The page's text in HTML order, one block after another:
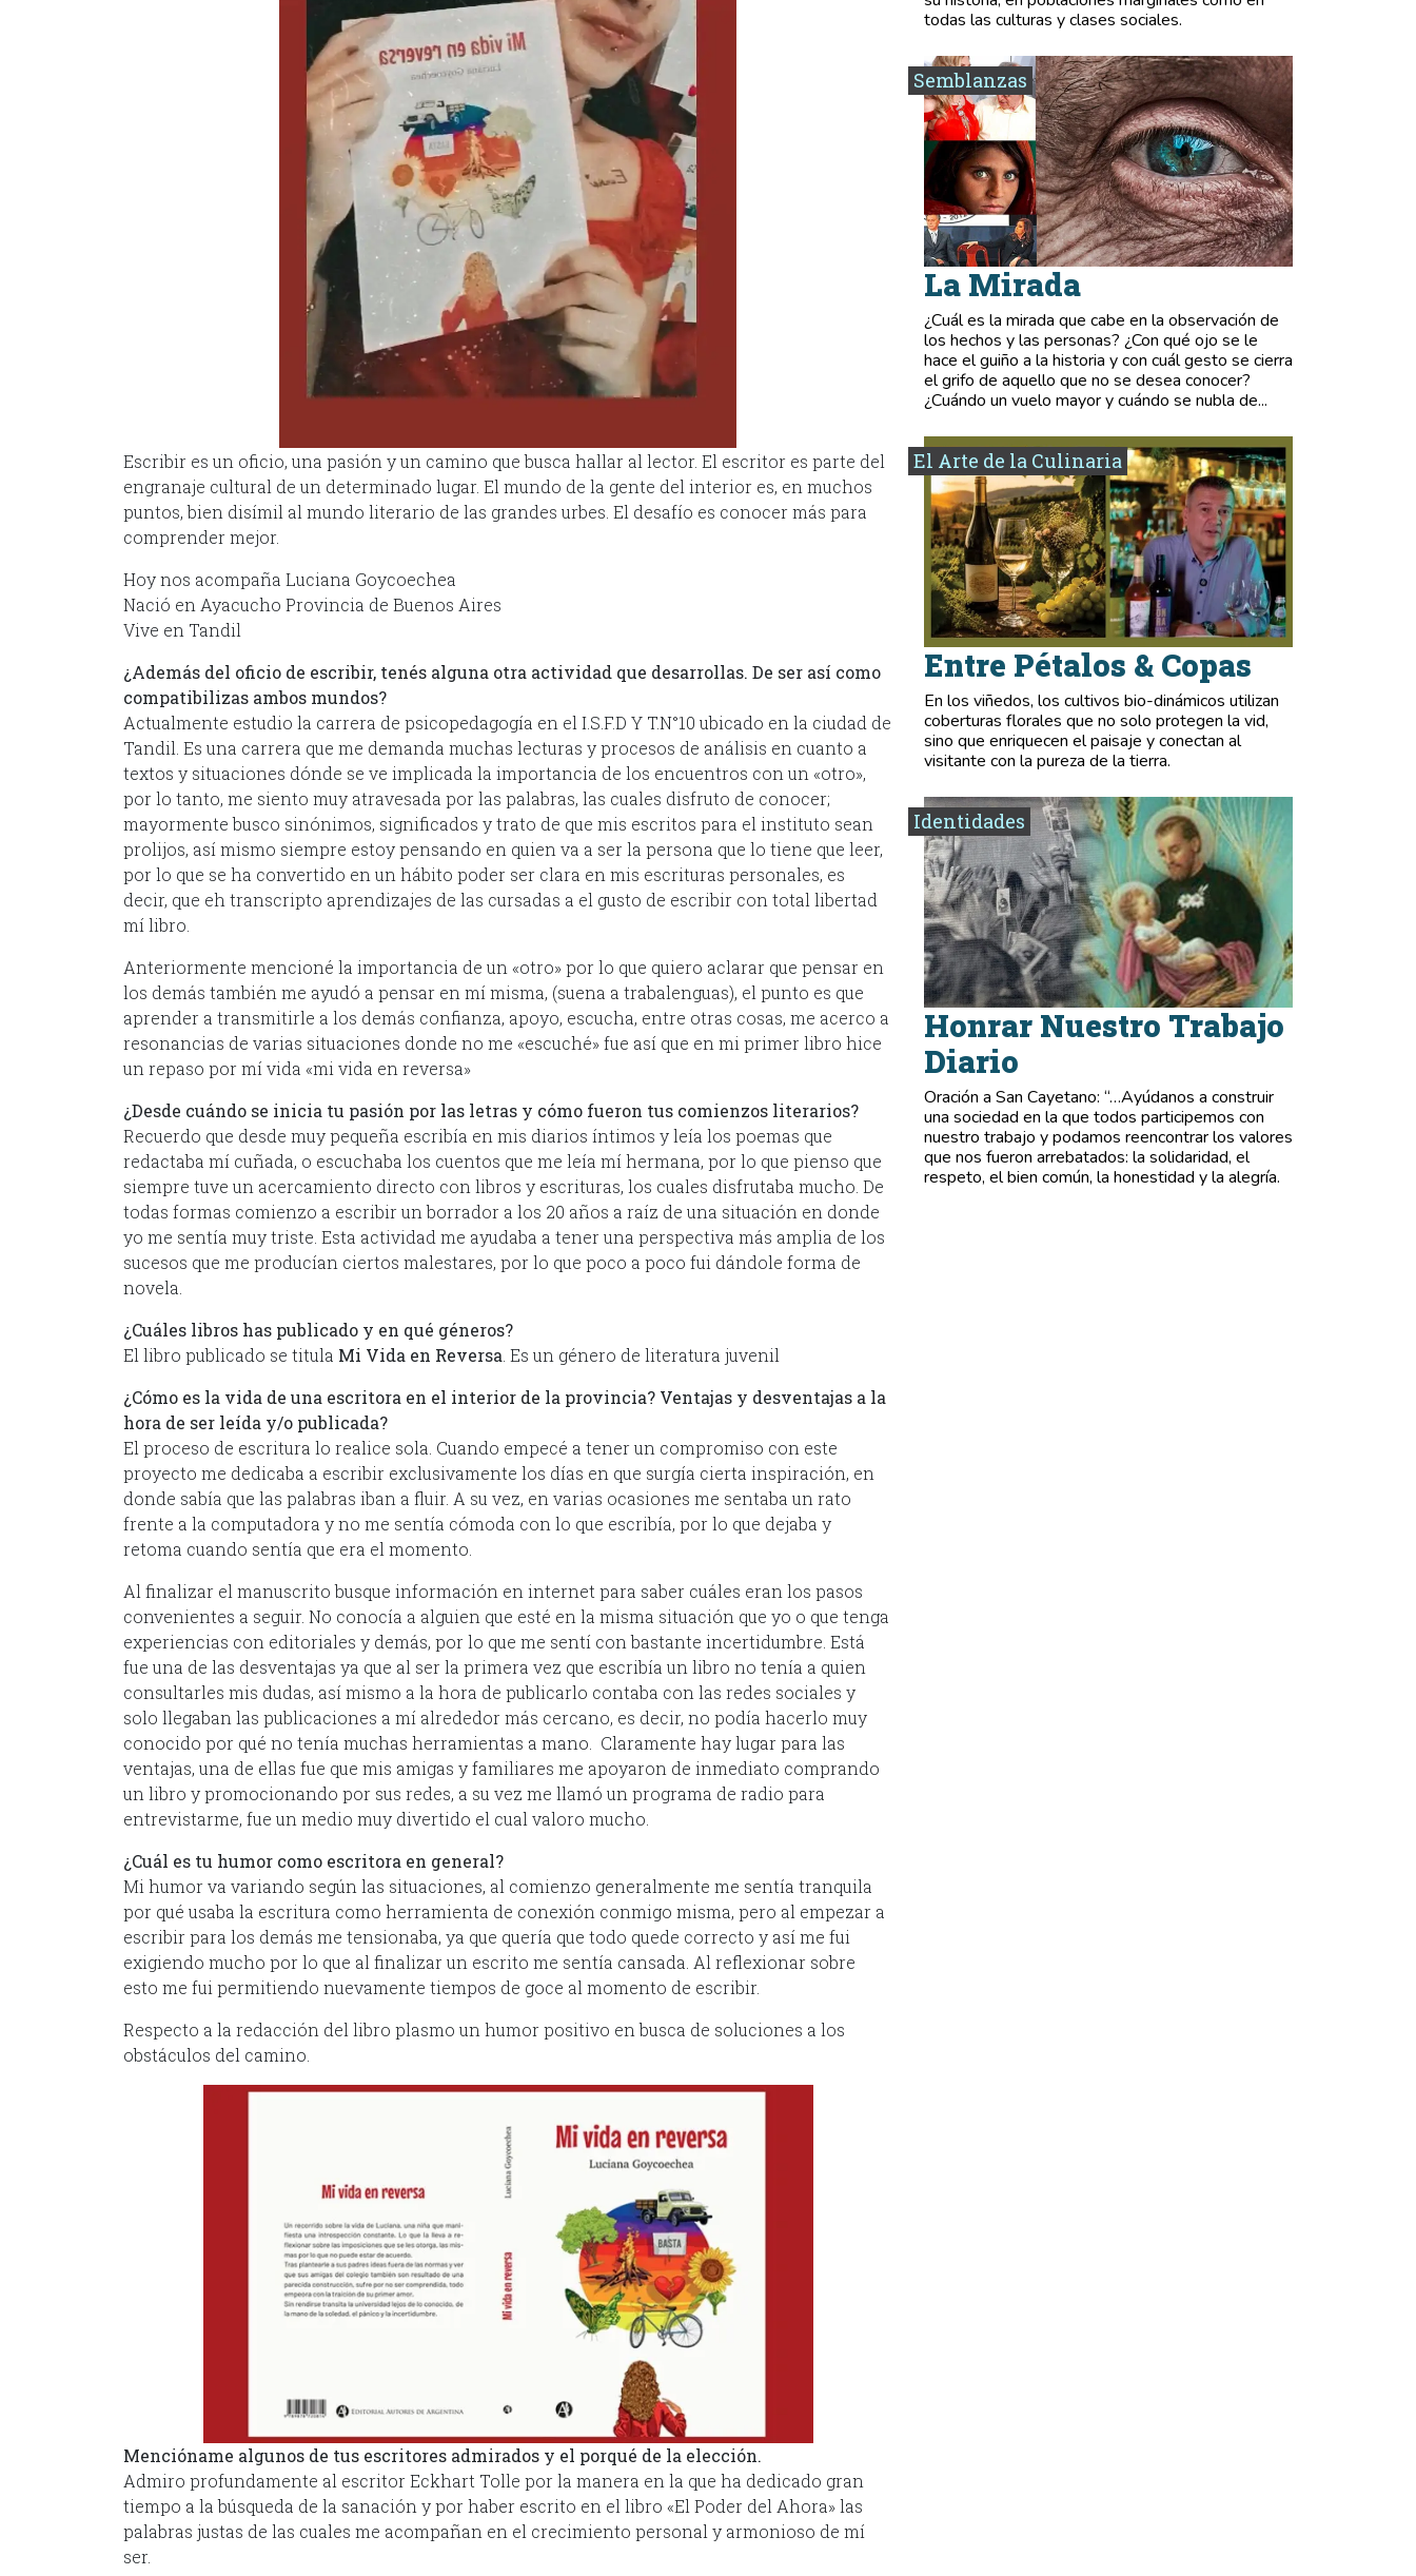
Escribir es un oficio, una pasión y un camino que busca hallar al lector. El escritor es parte del
engranaje cultural de un determinado lugar. El mundo de la gente del interior es, en muchos
puntos, bien disímil al mundo literario de las grandes urbes. El desafío es conocer más para
comprender mejor.
Hoy nos acompaña Luciana Goycoechea
Nació en Ayacucho Provincia de Buenos Aires
Vive en Tandil
¿Además del oficio de escribir, tenés alguna otra actividad que desarrollas. De ser así como
compatibilizas ambos mundos?
Actualmente estudio la carrera de psicopedagogía en el I.S.F.D Y T.N°10 ubicado en la ciudad de
Tandil. Es una carrera que me demanda muchas lecturas y procesos de análisis en cuanto a
textos y situaciones dónde se ve implicada la importancia de los encuentros con un «otro»,
por lo tanto, me siento muy atravesada por las palabras, las cuales disfruto de conocer;
mayormente busco sinónimos, significados y trato de que mis escritos para el instituto sean
prolijos, así mismo siempre estoy pensando en quien va a ser la persona que lo tiene que leer,
por lo que se ha convertido en un hábito poder ser clara en mis escrituras personales, es
decir, que eh transcripto aprendizajes de las cursadas a el gusto de escribir con total libertad
mí libro.
Anteriormente mencioné la importancia de un «otro» por lo que quiero aclarar que pensar en
los demás también me ayudó a pensar en mí misma, (suena a trabalenguas), el punto es que
aprender a transmitirle a los demás confianza, apoyo, escucha, entre otras cosas, me acerco a
resonancias de varias situaciones donde no me «escuché» fue así que en mi primer libro hice
un repaso por mí vida «mi vida en reversa»
¿Desde cuándo se inicia tu pasión por las letras y cómo fueron tus comienzos literarios?
Recuerdo que desde muy pequeña escribía en mis diarios íntimos y leía los poemas que
redactaba mí cuñada, o escuchaba los cuentos que me leía mí hermana, por lo que pienso que
siempre tuve un acercamiento directo con libros y escrituras, los cuales disfrutaba mucho. De
todas formas comienzo a escribir un borrador a los 20 años a raíz de una situación en donde
yo me sentía muy triste. Esta actividad me ayudaba a tener una perspectiva más amplia de los
sucesos que me producían ciertos malestares, por lo que poco a poco fui dándole forma de
novela.
¿Cuáles libros has publicado y en qué géneros?
El libro publicado se titula Mi Vida en Reversa . Es un género de literatura juvenil
¿Cómo es la vida de una escritora en el interior de la provincia? Ventajas y desventajas a la
hora de ser leída y/o publicada?
El proceso de escritura lo realice sola. Cuando empecé a tener un compromiso con este
proyecto me dedicaba a escribir exclusivamente los días en que surgía cierta inspiración, en
donde sabía que las palabras iban a fluir. A su vez, en varias ocasiones me sentaba un rato
frente a la computadora y no me sentía cómoda con lo que escribía, por lo que dejaba y
retoma cuando sentía que era el momento.
Al finalizar el manuscrito busque información en internet para saber cuáles eran los pasos
convenientes a seguir. No conocía a alguien que esté en la misma situación que yo o que tenga
experiencias con editoriales y demás, por lo que me sentí con bastante incertidumbre. Está
fue una de las desventajas ya que al ser la primera vez que escribía un libro no tenía a quien
consultarles mis dudas, así mismo a la hora de publicarlo contaba con las redes sociales y
solo llegaban las publicaciones a mí alrededor más cercano, es decir, no podía hacerlo muy
conocido por qué no tenía muchas herramientas a mano. Claramente hay lugar para las
ventajas, una de ellas fue que mis amigas y familiares me apoyaron de inmediato comprando
un libro y promocionando por sus redes, a su vez me llamó un programa de radio para
entrevistarme, fue un medio muy divertido el cual valoro mucho.
¿Cuál es tu humor como escritora en general?
Mi humor va variando según las situaciones, al comienzo generalmente me sentía tranquila
por qué usaba la escritura como herramienta de conexión conmigo misma, pero al empezar a
escribir para los demás me tensionaba, ya que quería que todo quede correcto y así me fui
exigiendo mucho por lo que al finalizar un escrito me sentía cansada. Al reflexionar sobre
esto me fui permitiendo nuevamente tiempos de goce al momento de escribir.
Respecto a la redacción del libro plasmo un humor positivo en busca de soluciones a los
obstáculos del camino.
Mencióname algunos de tus escritores admirados y el porqué de la elección.
Admiro profundamente al escritor Eckhart Tolle por la manera en la que ha dedicado gran
tiempo a la búsqueda de la sanación y por haber escrito en el libro «El Poder del Ahora» las
palabras justas de las cuales me acompañan en el crecimiento personal y armonioso de mí
ser.
todas las culturas y clases sociales.
Semblanzas
La Mirada
¿Cuál es la mirada que cabe en la observación de
los hechos y las personas? ¿Con qué ojo se le
hace el guiño a la historia y con cuál gesto se cierra
el grifo de aquello que no se desea conocer?
¿Cuándo un vuelo mayor y cuándo se nubla de...
El Arte de la Culinaria
Entre Pétalos & Copas
En los viñedos, los cultivos bio-dinámicos utilizan
coberturas florales que no solo protegen la vid,
sino que enriquecen el paisaje y conectan al
visitante con la pureza de la tierra.
Identidades
Honrar Nuestro Trabajo
Diario
Oración a San Cayetano: “…Ayúdanos a construir
una sociedad en la que todos participemos con
nuestro trabajo y podamos reencontrar los valores
que nos fueron arrebatados: la solidaridad, el
respeto, el bien común, la honestidad y la alegría.